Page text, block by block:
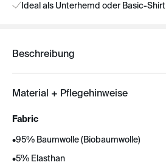
Ideal als Unterhemd oder Basic-Shirt
Beschreibung
Material + Pflegehinweise
Fabric
•95% Baumwolle (Biobaumwolle)
•5% Elasthan